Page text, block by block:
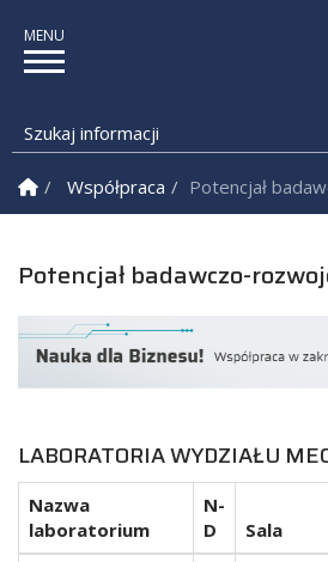
Szukaj informacji
Strona Główna
Współpraca Potencjał
Potencjał badawczo-
LABORATORIA WYDZIAŁU
Nazwa
laboratorium
N-
D
Sala